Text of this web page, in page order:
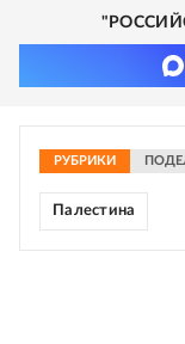
РУБРИКИ
Палестина